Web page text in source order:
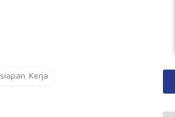
Kerja